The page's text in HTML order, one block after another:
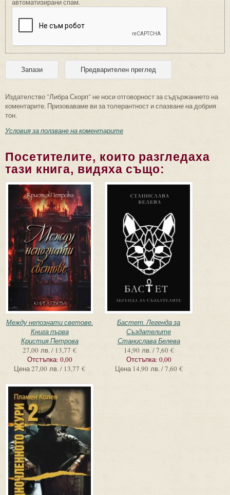
автоматизирани спам.
Издателство "Либра Скорп" не носи отговорност за съдържанието на
коментарите. Призоваваме ви за толерантност и спазване на добрия
тон.
Условия за ползване на коментарите
Посетителите, които разгледаха
тази книга, видяха също:
Между непознати светове.
Книга първа
Кристия Петрова
27,00 лв. / 13,77 €
Отстъпка: 0,00
Цена27,00 лв. / 13,77 €
Бастет. Легенда за
Създателите
Станислава Белева
14,90 лв. / 7,60 €
Отстъпка: 0,00
Цена 14,90 лв. / 7,60 €